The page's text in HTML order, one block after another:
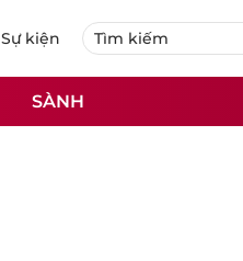
Sự kiện
SÀNH